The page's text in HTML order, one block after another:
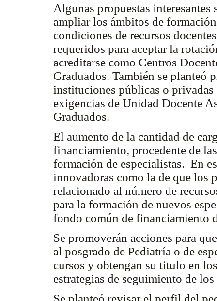
Algunas propuestas
ampliar los ámbitos de
condiciones de recursos
requeridos para aceptar la
acreditarse como Centros
Graduados. También se planteó
instituciones públicas o
exigencias de Unidad Docente
Graduados.
El aumento de la cantidad de
financiamiento, procedente de
formación de especialistas. En
innovadoras como la de que los
relacionado al número de
para la formación de nuevos
fondo común de financiamiento
Se promoverán acciones para
al posgrado de Pediatría o de
cursos y obtengan su titulo en
estrategias de seguimiento de